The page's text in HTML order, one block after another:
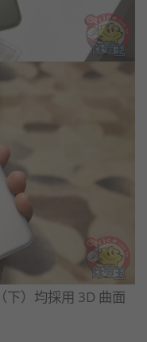
）均採用 3D 曲面